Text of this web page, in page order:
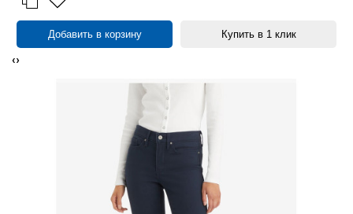
Добавить в корзину Купить в 1 клик
‹›